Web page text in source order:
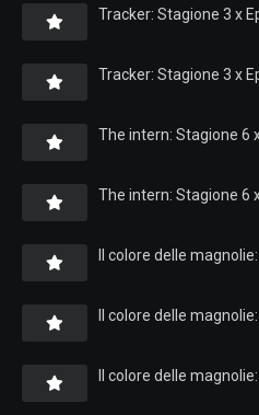
Tracker: Stagione 3 x
Tracker: Stagione 3 x
The intern: Stagione 6
The intern: Stagione 6
Il colore delle
Il colore delle
Il colore delle